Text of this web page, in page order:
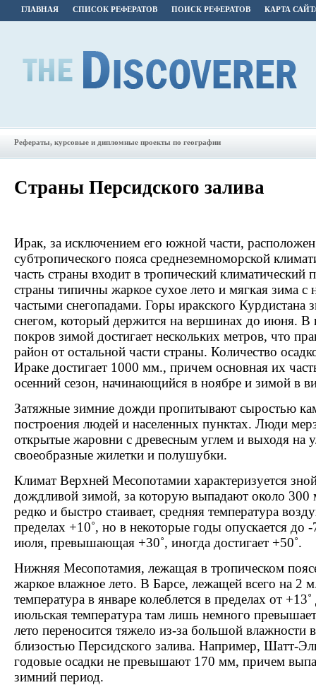
ГЛАВНАЯ СПИСОК РЕФЕРАТОВ ПОИСК РЕФЕРАТОВ КАРТА
Рефераты, курсовые и дипломные проекты по географии
Страны Персидского залива
Ирак, за исключением его южной части,
субтропического пояса среднеземноморской
часть страны входит в тропический климатический
страны типичны жаркое сухое лето и мягкая зима
частыми снегопадами. Горы иракского Курдистана
снегом, который держится на вершинах до июня.
покров зимой достигает нескольких метров, что
район от остальной части страны. Количество
Ираке достигает 1000 мм., причем основная их
осенний сезон, начинающийся в ноябре и зимой в
Затяжные зимние дожди пропитывают сыростью
построения людей и населенных пунктах. Люди
открытые жаровни с древесным углем и выходя на
своеобразные жилетки и полушубки.
Климат Верхней Месопотамии характеризуется
дождливой зимой, за которую выпадают около 300
редко и быстро стаивает, средняя температура
пределах +10˚, но в некоторые годы опускается до -
июля, превышающая +30˚, иногда достигает +50˚.
Нижняя Месопотамия, лежащая в тропическом
жаркое влажное лето. В Барсе, лежащей всего на 2
температура в январе колеблется в пределах от
июльская температура там лишь немного
лето переносится тяжело из-за большой влажности
близостью Персидского залива. Например, Шатт-
годовые осадки не превышают 170 мм, причем
зимний период.